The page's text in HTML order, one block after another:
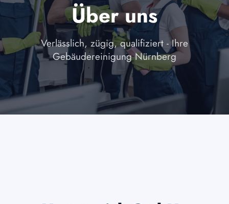
Über uns
Verlässlich, zügig, qualifiziert - Ihre
Gebäudereinigung Nürnberg